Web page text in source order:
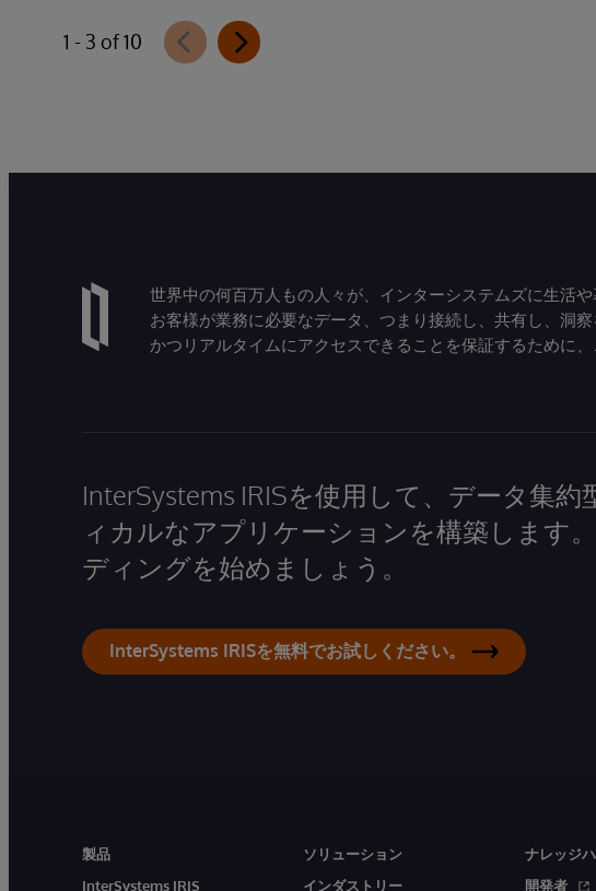
1 - 3 of 10
世界中の何百万人もの人々が、インターシステムズに生活や
お客様が業務に必要なデータ、つまり接続し、共有し、洞
かつリアルタイムにアクセスできることを保証するために、
InterSystems IRISを使用して、データ集
ィカルなアプリケーションを構築します
ディングを始めましょう。
InterSystems IRISを無料でお試しください。
製品
InterSystems IRIS
ソリューション
インダストリー
ナレッジ
開発者